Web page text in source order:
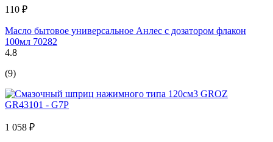
110 ₽
Масло бытовое универсальное Анлес с дозатором флакон
100мл 70282
4.8
(9)
1 058 ₽